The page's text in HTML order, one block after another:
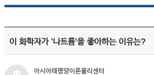
이 화학자가 '나트륨'을 좋아하는 이유는?
아시아태평양이론물리센터